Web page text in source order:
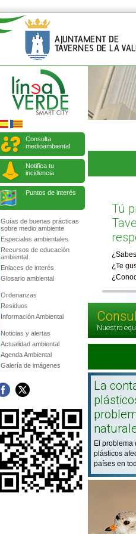
Consulta
medioambiental
Notifica tu
incidencia
Puntos de interés
Guías de buenas prácticas
sobre medio ambiente
Especiales ambientales
Recursos de educación
ambiental
Enlaces de interés
Glosario ambiental
Ordenanzas
Residuos
Información Ambiental
Noticias y alertas
Actualidad ambiental
Agenda Ambiental
Galería de imágenes
Tú
¿Te
Nuestro
La
El problema
plásticos
países en